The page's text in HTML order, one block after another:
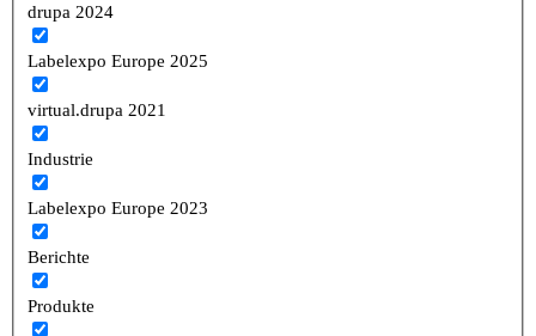
drupa 2024
Labelexpo Europe 2025
virtual.drupa 2021
Industrie
Labelexpo Europe 2023
Berichte
Produkte